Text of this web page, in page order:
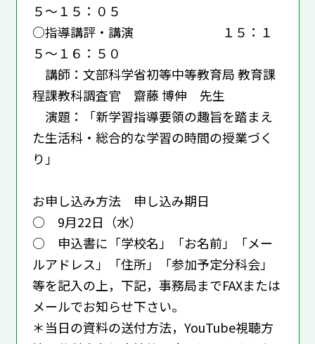
５～１５：０５
○指導講評・講演 １５：１
５～１６：５０
講師：文部科学省初等中等教育局 教育課
程課教科調査官 齋藤 博伸 先生
演題：「新学習指導要領の趣旨を踏まえ
た生活科・総合的な学習の時間の授業づく
り｣
お申し込み方法 申し込み期日
○ 9月22日（水）
○ 申込書に「学校名」「お名前」「メー
ルアドレス」「住所」「参加予定分科会」
等を記入の上，下記，事務局までFAXまたは
メールでお知らせ下さい。
＊当日の資料の送付方法，YouTube視聴方